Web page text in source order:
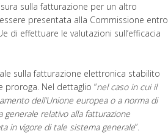
sulla fatturazione per un altro
presentata alla Commissione entro
di effettuare le valutazioni sull’efficacia
sulla fatturazione elettronica stabilito
proroga. Nel dettaglio “nel caso in cui il
dell’Unione europea o a norma di
relativo alla fatturazione
in vigore di tale sistema generale”.